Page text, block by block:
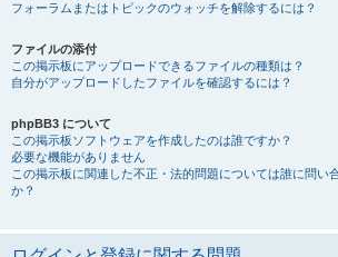
フォーラムまたはトピックのウォッチを解除するには？
ファイルの添付
この掲示板にアップロードできるファイルの種類は？
自分がアップロードしたファイルを確認するには？
phpBB3 について
この掲示板ソフトウェアを作成したのは誰ですか？
必要な機能がありません
この掲示板に関連した不正・法的問題については誰に問い
か？